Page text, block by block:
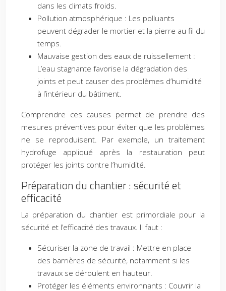
dans les climats froids.
Pollution atmosphérique : Les polluants
peuvent dégrader le mortier et la pierre au fil du
temps.
Mauvaise gestion des eaux de ruissellement :
L’eau stagnante favorise la dégradation des
joints et peut causer des problèmes d’humidité
à l’intérieur du bâtiment.
Comprendre ces causes permet de prendre des
mesures préventives pour éviter que les problèmes
ne se reproduisent. Par exemple, un traitement
hydrofuge appliqué après la restauration peut
protéger les joints contre l’humidité.
Préparation du chantier : sécurité et
efficacité
La préparation du chantier est primordiale pour la
sécurité et l’efficacité des travaux. Il faut :
Sécuriser la zone de travail : Mettre en place
des barrières de sécurité, notamment si les
travaux se déroulent en hauteur.
Protéger les éléments environnants : Couvrir la